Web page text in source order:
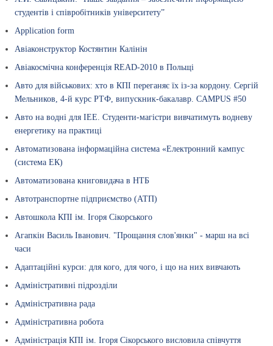
студентів і співробітників університету”
Аpplication form
Авіаконструктор Костянтин Калінін
Авіакосмічна конференція READ-2010 в Польщі
Авто для військових: хто в КПІ переганяє їх із-за кордону. Сергій
Мельников, 4-й курс РТФ, випускник-бакалавр. CAMPUS #50
Авто на водні для ІЕЕ. Студенти-магістри вивчатимуть водневу
енергетику на практиці
Автоматизована інформаційна система «Електронний кампус
(система ЕК)
Автоматизована книговидача в НТБ
Автотранспортне підприємство (АТП)
Автошкола КПІ ім. Ігоря Сікорського
Агапкін Василь Іванович. "Прощання слов'янки" - марш на всі
часи
Адаптаційні курси: для кого, для чого, і що на них вивчають
Адміністративні підрозділи
Адміністративна рада
Адміністративна робота
Адміністрація КПІ ім. Ігоря Сікорського висловила співчуття